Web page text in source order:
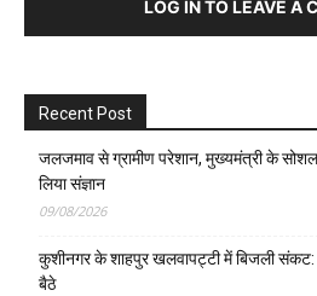
LOG IN TO LEAVE A
Recent Post
जलजमाव से ग्रामीण परेशान, मुख्यमंत्री के सोशल
लिया संज्ञान
09/08/2026
कुशीनगर के शाहपुर खलवापट्टी में बिजली संकट:
बैठे